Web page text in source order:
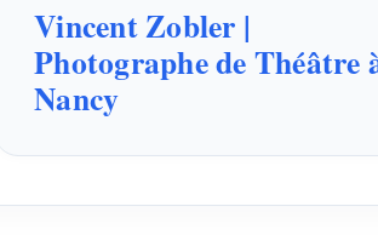
Vincent Zobler |
Photographe de Théâtre
Nancy